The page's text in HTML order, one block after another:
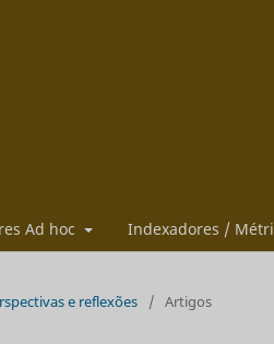
Ad hoc Indexadores /
e reflexões / Artigos